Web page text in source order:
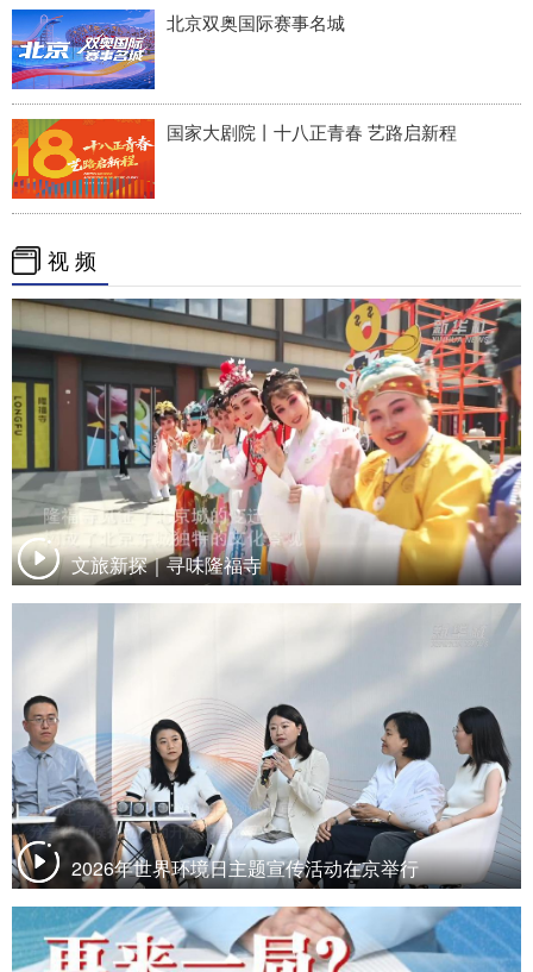
北京双奥国际赛事名城
国家大剧院丨十八正青春 艺路启新程
视 频
文旅新探｜寻味隆福寺
2026年世界环境日主题宣传活动在京举行